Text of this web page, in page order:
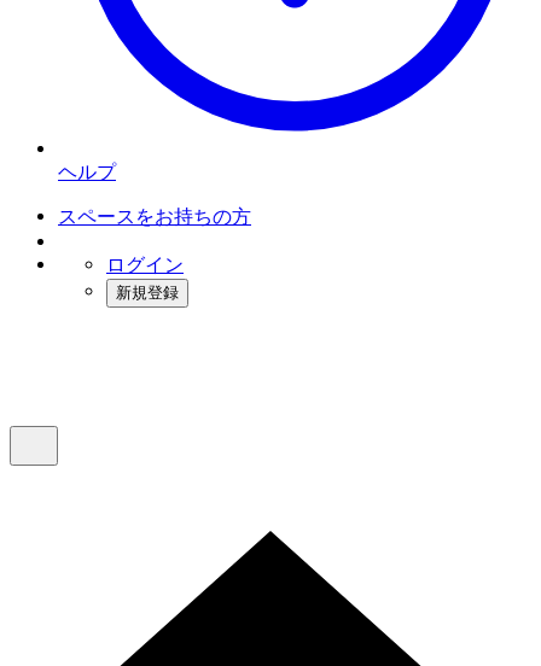
ヘルプ
スペースをお持ちの方
ログイン
新規登録